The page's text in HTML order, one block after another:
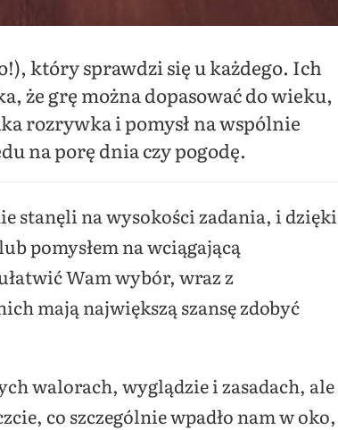
który sprawdzi się u każdego. Ich
że grę można dopasować do wieku,
rozrywka i pomysł na wspólnie
na porę dnia czy pogodę.
stanęli na wysokości zadania, i dzięki
pomysłem na wciągającą
Wam wybór, wraz z
mają największą szansę zdobyć
walorach, wyglądzie i zasadach, ale
co szczególnie wpadło nam w oko,